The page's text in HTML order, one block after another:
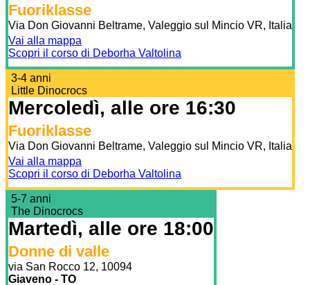
Fuoriklasse
Via Don Giovanni Beltrame, Valeggio sul Mincio VR, Italia
Vai alla mappa
Scopri il corso di Deborha Valtolina
3-4 anni
Little Dinocrocs
Mercoledì, alle ore 16:30
Fuoriklasse
Via Don Giovanni Beltrame, Valeggio sul Mincio VR, Italia
Vai alla mappa
Scopri il corso di Deborha Valtolina
5-7 anni
The Dinocrocs
Martedì, alle ore 18:00
Donne di valle
via San Rocco 12, 10094
Giaveno - TO